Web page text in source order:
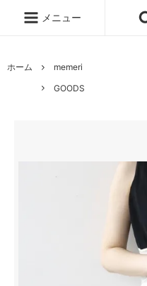
メニュー
ホーム
memeri
GOODS